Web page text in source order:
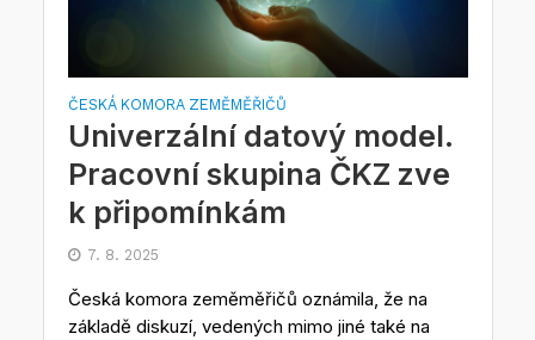
ČESKÁ KOMORA ZEMĚMĚŘIČŮ
Univerzální datový model.
Pracovní skupina ČKZ zve
k připomínkám
7. 8. 2025
Česká komora zeměměřičů oznámila, že na
základě diskuzí, vedených mimo jiné také na